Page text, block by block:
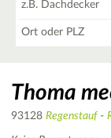
Thoma
93128 Regenstauf-